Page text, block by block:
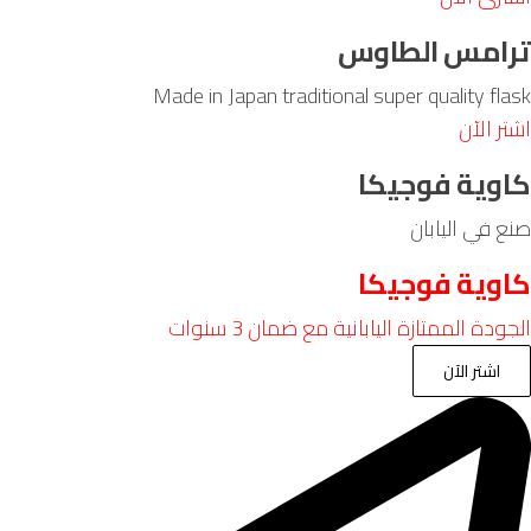
الطاوس
Made in Japan traditional super quality
الآن
فوجيكا
اليابان
فوجيكا
الممتازة اليابانية مع ضمان 3 سنوات
اشتر الآن